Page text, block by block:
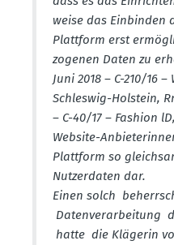
weise das Einbinden
Plattform erst
zo­genen Daten zu
Juni 2018 – C-210/16
Schleswig-Holstein,
– C-40/17 – Fashion
Website-
Plattform so
Nutzer­daten dar.
Einen solch
Daten­ver­ar­beitung
hatte die Klägerin